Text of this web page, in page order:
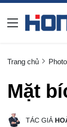
Trang chủ Photo
Mặt
TÁC GIẢ